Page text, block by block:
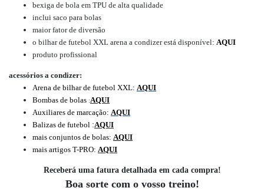
bexiga de bola em TPU de alta qualidade
inclui saco para bolas
maior fator de diversão
o bilhar de futebol XXL arena a condizer está disponível: AQUI
produto profissional
acessórios a condizer:
Arena de bilhar de futebol XXL: AQUI
Bombas de bolas :AQUI
Auxiliares de marcação: AQUI
Balizas de futebol :AQUI
mais conjuntos de bolas: AQUI
mais artigos T-PRO: AQUI
Receberá uma fatura detalhada em cada compra!
Boa sorte com o vosso treino!